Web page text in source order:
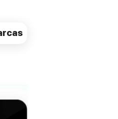
com sacos e